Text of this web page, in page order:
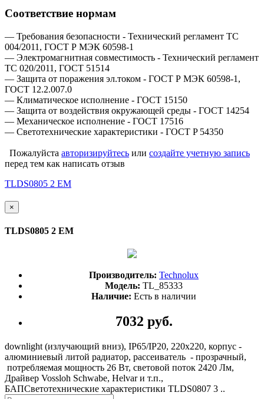
Соответствие нормам
— Требования безопасности - Технический регламент ТС
004/2011, ГОСТ Р МЭК 60598-1
— Электромагнитная совместимость - Технический регламент
ТС 020/2011, ГОСТ 51514
— Защита от поражения эл.током - ГОСТ Р МЭК 60598-1,
ГОСТ 12.2.007.0
— Климатическое исполнение - ГОСТ 15150
— Защита от воздействия окружающей среды - ГОСТ 14254
— Механическое исполнение - ГОСТ 17516
— Светотехнические характеристики - ГОСТ P 54350
Пожалуйста авторизируйтесь или создайте учетную запись
перед тем как написать отзыв
TLDS0805 2 EM
×
TLDS0805 2 EM
Производитель: Technolux
Модель: TL_85333
Наличие: Есть в наличии
7032 руб.
downlight (излучающий вниз), IP65/IP20, 220х220, корпус -
алюминиевый литой радиатор, рассеиватель - прозрачный,
потребляемая мощность 26 Вт, световой поток 2420 Лм,
Драйвер Vossloh Schwabe, Helvar и т.п.,
БАПСветотехнические характеристики TLDS0807 3 ..